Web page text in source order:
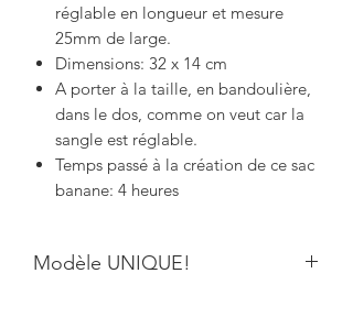
réglable en longueur et mesure
25mm de large.
Dimensions: 32 x 14 cm
A porter à la taille, en bandoulière,
dans le dos, comme on veut car la
sangle est réglable.
Temps passé à la création de ce sac
banane: 4 heures
Modèle UNIQUE!